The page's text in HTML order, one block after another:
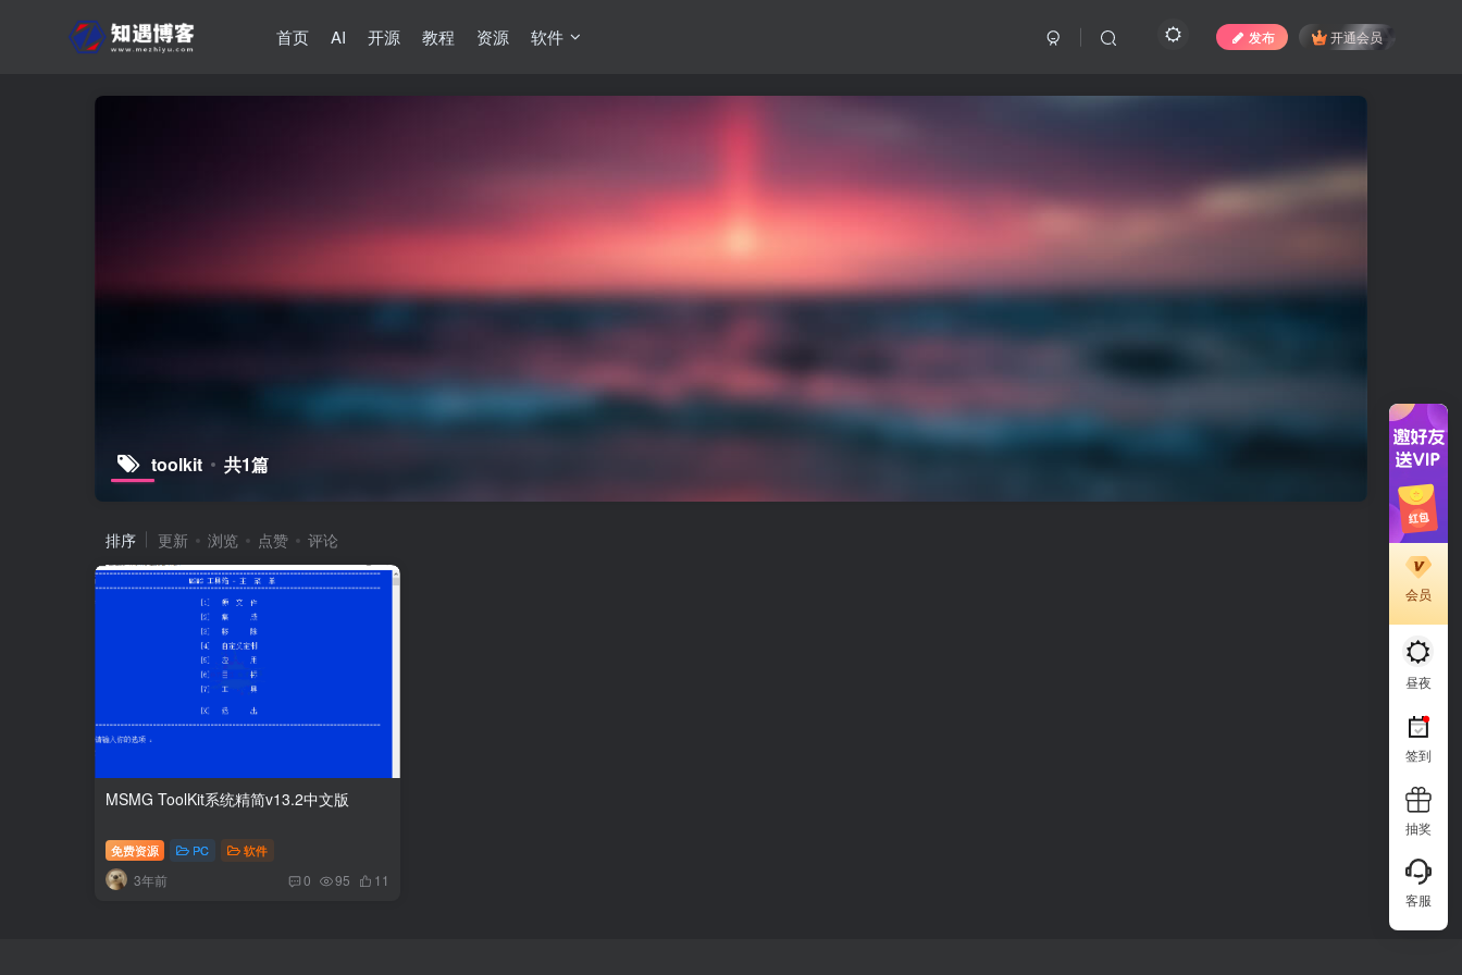
会员
昼夜
签到
抽奖
客服
首页 AI 开源 教程 资源 软件 发布 开通会员
toolkit 共1篇
排序 更新 浏览 点赞 评论
MSMG ToolKit系统精简v13.2中文版
免费资源 PC 软件
3年前 0 95 11